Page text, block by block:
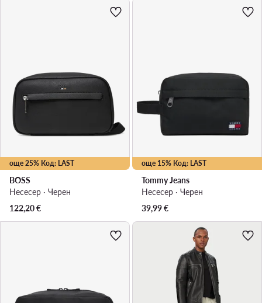
още 25% Код: LAST
BOSS
Несесер · Черен
122,20€
още 15% Код: LAST
Tommy Jeans
Несесер · Черен
39,99€